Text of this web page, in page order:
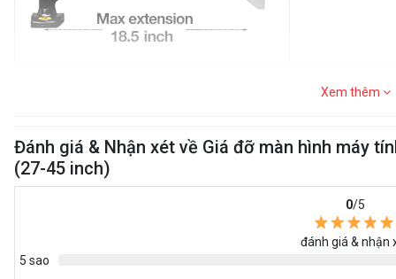
Khả năng tương
Phù hợp với hầu
Xem thêm
Đánh giá & Nhận xét về Giá đỡ màn hình máy
(27-45 inch)
0/5
đánh giá & nhận
5 sao